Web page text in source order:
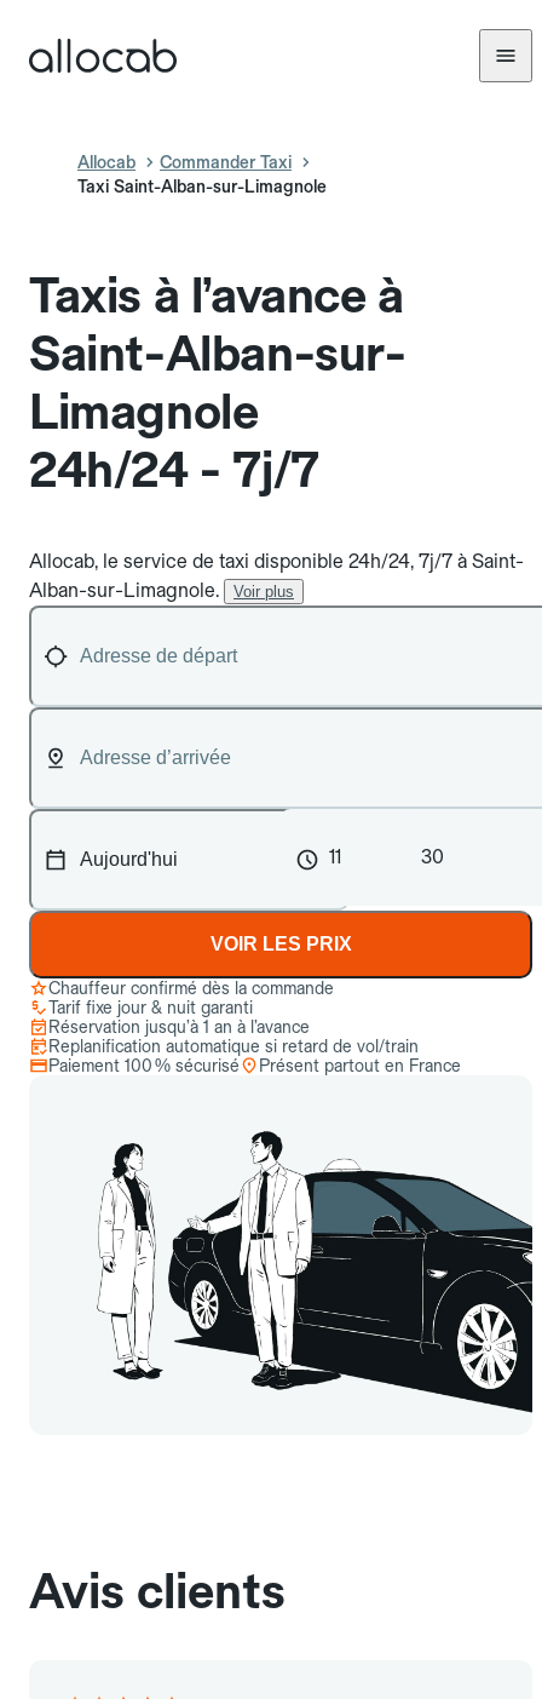
Allocab
Commander Taxi
Taxi Saint-Alban-sur-Limagnole
Taxis à l’avance à
Saint-Alban-sur-
Limagnole
24h/24 - 7j/7
Allocab, le service de taxi disponible 24h/24, 7j/7 à Saint-
Alban-sur-Limagnole.
Voir plus
11 30
VOIR LES PRIX
Chauffeur confirmé dès la commande
Tarif fixe jour & nuit garanti
Réservation jusqu’à 1 an à l’avance
Replanification automatique si retard de vol/train
Paiement 100 % sécurisé
Présent partout en France
Avis clients